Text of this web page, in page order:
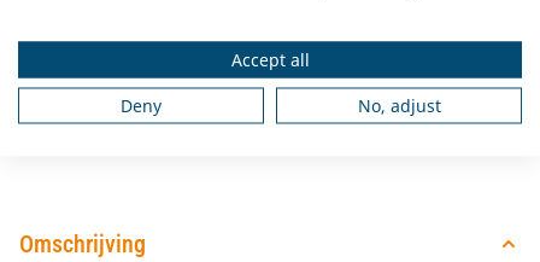
Ook na aankoop bieden we
ondersteuning
Omschrijving
Accept all
Deny
No, adjust